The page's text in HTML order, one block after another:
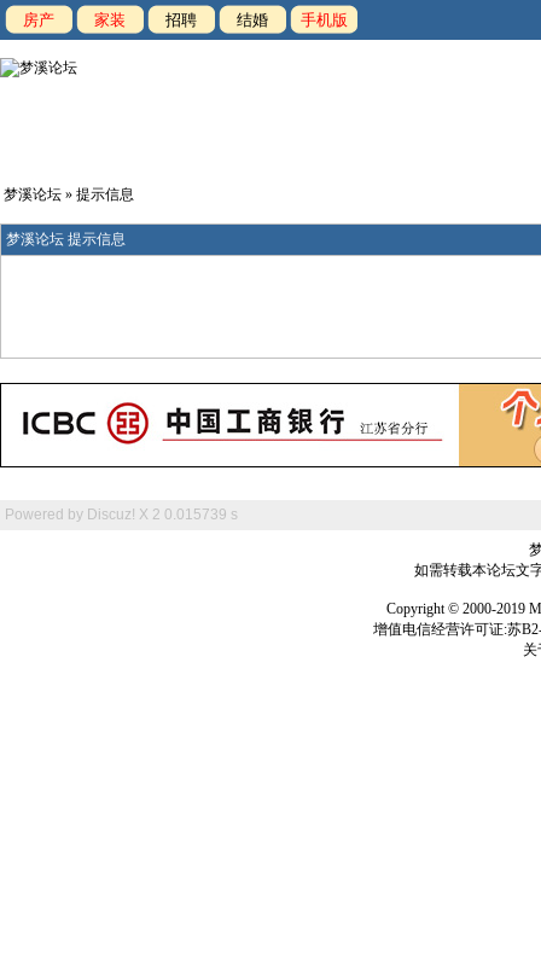
房产 家装 招聘 结婚 手机版
梦溪论坛 » 提示信息
梦溪论坛 提示信息
Powered by Discuz! X 2 0.015739 s
如需转载本论坛文
Copyright © 2000-2019
增值电信经营许可证:苏
关